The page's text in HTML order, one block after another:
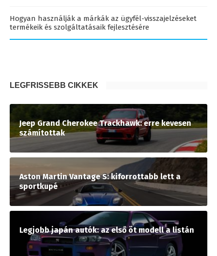
Hogyan használják a márkák az ügyfél-visszajelzéseket
termékeik és szolgáltatásaik fejlesztésére
LEGFRISSEBB CIKKEK
Jeep Grand Cherokee Trackhawk: erre kevesen
számítottak
Aston Martin Vantage S: kiforrottabb lett a
sportkupé
Legjobb japán autók: az első öt modell a listán